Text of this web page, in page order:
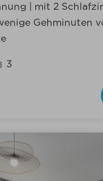
| mit 2
Gehminuten
3